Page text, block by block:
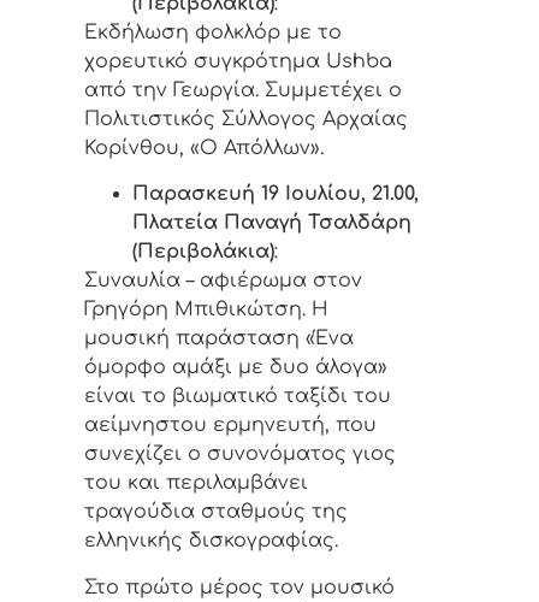
Εκδήλωση φολκλόρ με το
χορευτικό συγκρότημα Ushba
από την Γεωργία. Συμμετέχει ο
Πολιτιστικός Σύλλογος Αρχαίας
Κορίνθου, «Ο Απόλλων».
Παρασκευή 19 Ιουλίου, 21.00,
Πλατεία Παναγή Τσαλδάρη
(Περιβολάκια):
Συναυλία – αφιέρωμα στον
Γρηγόρη Μπιθικώτση. Η
μουσική παράσταση «Ένα
όμορφο αμάξι με δυο άλογα»
είναι το βιωματικό ταξίδι του
αείμνηστου ερμηνευτή, που
συνεχίζει ο συνονόματος γιος
του και περιλαμβάνει
τραγούδια σταθμούς της
ελληνικής δισκογραφίας.
Στο πρώτο μέρος τον μουσικό